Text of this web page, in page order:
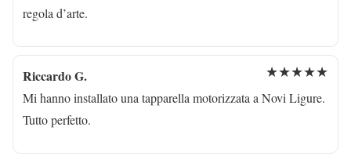
regola d’arte.
Riccardo G. ★★★★★
Mi hanno installato una tapparella motorizzata a Novi Ligure.
Tutto perfetto.